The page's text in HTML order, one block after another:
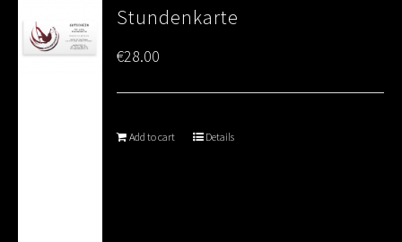
Stundenkarte
€28.00
Add to cart Details